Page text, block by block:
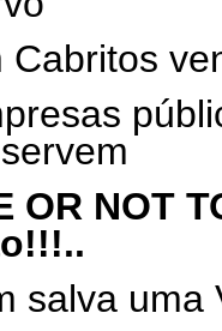
Cabritos
OR NOT
salva uma